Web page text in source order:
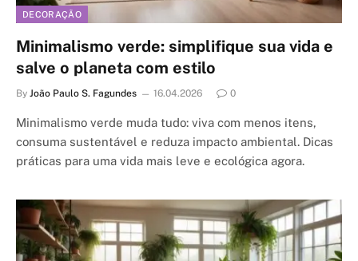
DECORAÇÃO
Minimalismo verde: simplifique sua vida e
salve o planeta com estilo
By João Paulo S. Fagundes 16.04.2026 0
Minimalismo verde muda tudo: viva com menos itens,
consuma sustentável e reduza impacto ambiental. Dicas
práticas para uma vida mais leve e ecológica agora.